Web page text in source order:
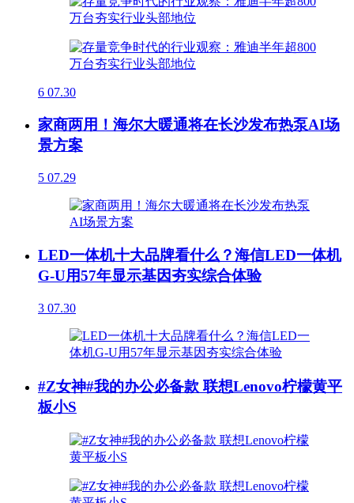
6 07.30
家商两用！海尔大暖通将在长沙发布热泵AI场
景方案
5 07.29
LED一体机十大品牌看什么？海信LED一体机
G-U用57年显示基因夯实综合体验
3 07.30
#Z女神#我的办公必备款 联想Lenovo柠檬黄平
板小S